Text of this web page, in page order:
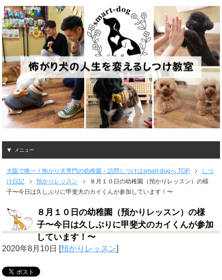
メニュー
大阪で唯一！怖がり犬専門の幼稚園・訪問しつけはsmart-dogへ TOP
しつ
け日記
預かりレッスン
８月１０日の幼稚園（預かりレッスン）の様
子〜今日は久しぶりに甲斐犬のカイくんが参加しています！〜
８月１０日の幼稚園（預かりレッスン）の様
子〜今日は久しぶりに甲斐犬のカイくんが参加
しています！〜
2020年8月10日 [預かりレッスン